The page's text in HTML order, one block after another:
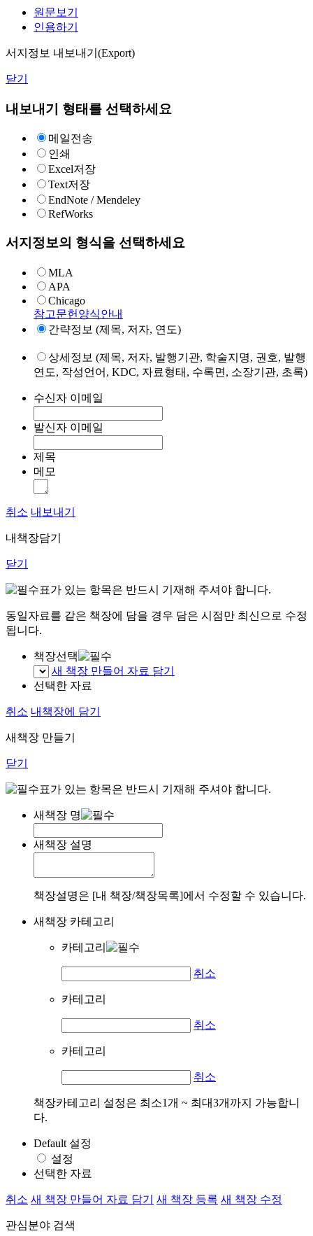
원문보기
인용하기
서지정보 내보내기(Export)
닫기
내보내기 형태를 선택하세요
메일전송
인쇄
Excel저장
Text저장
EndNote / Mendeley
RefWorks
서지정보의 형식을 선택하세요
MLA
APA
Chicago
참고문헌양식안내
간략정보 (제목, 저자, 연도)
상세정보 (제목, 저자, 발행기관, 학술지명, 권호, 발행
연도, 작성언어, KDC, 자료형태, 수록면, 소장기관, 초록)
수신자 이메일
발신자 이메일
제목
메모
취소 내보내기
내책장담기
닫기
표가 있는 항목은 반드시 기재해 주셔야 합니다.
동일자료를 같은 책장에 담을 경우 담은 시점만 최신으로 수정
됩니다.
책장선택
새 책장 만들어 자료 담기
선택한 자료
취소 내책장에 담기
새책장 만들기
닫기
표가 있는 항목은 반드시 기재해 주셔야 합니다.
새책장 명
새책장 설명
책장설명은 [내 책장/책장목록]에서 수정할 수 있습니다.
새책장 카테고리
카테고리
취소
카테고리
취소
카테고리
취소
책장카테고리 설정은 최소1개 ~ 최대3개까지 가능합니
다.
Default 설정
설정
선택한 자료
취소 새 책장 만들어 자료 담기 새 책장 등록 새 책장 수정
관심분야 검색